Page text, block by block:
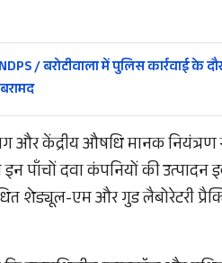
NDPS / बरोटीवाला में पुलिस कार्रवाई के
और केंद्रीय औषधि मानक
पाँचों दवा कंपनियों की उत्पादन
शेड्यूल-एम और गुड लैबोरेटरी